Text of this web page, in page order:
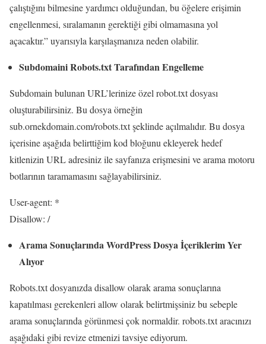
çalıştığını bilmesine yardımcı olduğundan, bu öğelere erişimin
engellenmesi, sıralamanın gerektiği gibi olmamasına yol
açacaktır.” uyarısıyla karşılaşmanıza neden olabilir.
Subdomaini Robots.txt Tarafından Engelleme
Subdomain bulunan URL’lerinize özel robot.txt dosyası
oluşturabilirsiniz. Bu dosya örneğin
sub.ornekdomain.com/robots.txt şeklinde açılmalıdır. Bu dosya
içerisine aşağıda belirttiğim kod bloğunu ekleyerek hedef
kitlenizin URL adresiniz ile sayfanıza erişmesini ve arama motoru
botlarının taramamasını sağlayabilirsiniz.
User-agent: *
Disallow: /
Arama Sonuçlarında WordPress Dosya İçeriklerim Yer
Alıyor
Robots.txt dosyanızda disallow olarak arama sonuçlarına
kapatılması gerekenleri allow olarak belirtmişsiniz bu sebeple
arama sonuçlarında görünmesi çok normaldir. robots.txt aracınızı
aşağıdaki gibi revize etmenizi tavsiye ediyorum.